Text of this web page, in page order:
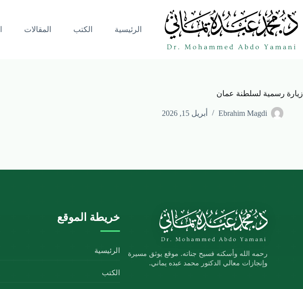
الرئيسية الكتب المقالات
زيارة رسمية لسلطنة عمان
Ebrahim Magdi أبريل 15, 2026
رحمه الله وأسكنه فسيح جناته. موقع يوثق مسيرة
وإنجازات معالي الدكتور محمد عبده يماني.
خريطة الموقع
الرئيسية
الكتب